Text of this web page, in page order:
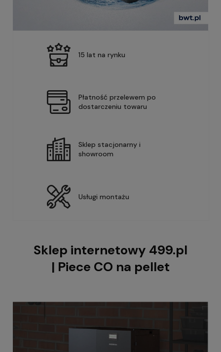
15 lat na rynku
Płatność przelewem po
dostarczeniu towaru
Sklep stacjonarny i
showroom
Usługi montażu
Sklep internetowy 499.pl
| Piece CO na pellet